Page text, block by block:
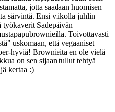
jotta saadaan huomisen
särvintä. Ensi viikolla juhlin
työkaverit Sadepäivän
Toivottavasti
uskomaan, että vegaaniset
hyviä! Brownieita en ole vielä
on sen sijaan tullut tehtyä
kertaa :)